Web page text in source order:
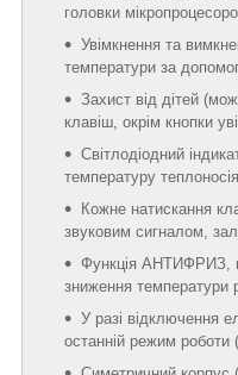
головки
Увімкнення та
температури за
Захист від дітей
клавіш, окрім кнопки
Світлодіодний
температуру теплоносія.
Кожне натискання
звуковим сигналом,
Функція АНТИФРИЗ,
зниження температури
У разі відключення
останній режим роботи